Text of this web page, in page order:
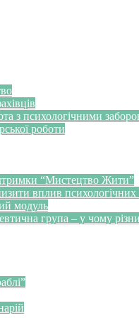
з психологічними
роботи
“Мистецтво Жити”
вплив психологічних
модуль
група – у чому